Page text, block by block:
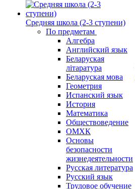
Средняя школа (2-3 ступени)
По предметам
Алгебра
Английский язык
Беларуская
літаратура
Беларуская мова
Геометрия
Испанский язык
История
Математика
Обществоведение
ОМХК
Основы
безопасности
жизнедеятельности
Русская литература
Русский язык
Трудовое обучение